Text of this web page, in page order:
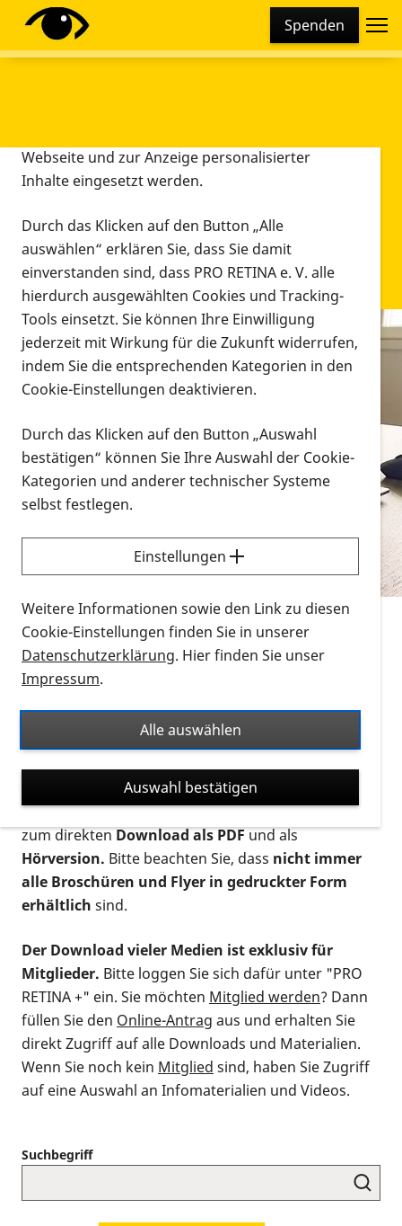
Spenden
Infomaterial
Infomaterial
Vorlesen
Alle Infomaterialien in verschiedenen
Formaten an einem Ort
Sie möchten wissen, wie Sie nach Infonmaterial
suchen und dieses bestellen bzw. herunterladen
können? Schauen Sie sich dieErklärvideos zum
Thema Infomaterial auf der PRO RETINA-Website
für blinde und sehbehinderte Menschen an.
Auf dieser Seite finden Sie sämtliches Infomaterial
Ort. Nutzen Sie den Formatfilter, um ausschließlich
nach Flyern und Broschüren, Audios oder Videos zu
suchen. Die meisten Flyer und Broschüren werden in
verschiedenen Formaten angeboten: zur
postalischen Bestellung als gedruckte Variante
zum direktenDownload als PDFund als
Hörversion. Bitte beachten Sie, dass nicht immer
alle Broschüren und Flyer in gedruckter Form
erhältlich sind.
Der Download vieler Medien ist exklusiv für
Mitglieder. Bitte loggen Sie sich dafür unter "PRO
RETINA +" ein. Sie möchten Mitglied werden? Dann
füllen Sie den Online-Antrag aus und erhalten Sie
direkt Zugriff auf alle Downloads und Materialien.
Wenn Sie noch kein Mitglied sind, haben Sie Zugriff
auf eine Auswahl an Infomaterialien und Videos.
Suchbegriff
Diese Webseite setzt verschiedene Cookies und
Tracking-Tools ein. Dies beinhaltet Cookies und
Webseite und zur Anzeige personalisierter
Inhalte eingesetzt werden.
Durch das Klicken auf den Button „Alle
auswählen“ erklären Sie, dass Sie damit
einverstanden sind, dass PRO RETINA e. V. alle
hierdurch ausgewählten Cookies und Tracking-
Tools einsetzt. Sie können Ihre Einwilligung
jederzeit mit Wirkung für die Zukunft widerrufen,
indem Sie die entsprechenden Kategorien in den
Cookie-Einstellungen deaktivieren.
Durch das Klicken auf den Button „Auswahl
bestätigen“ können Sie Ihre Auswahl der Cookie-
Kategorien und anderer technischer Systeme
selbst festlegen.
Einstellungen
Weitere Informationen sowie den Link zu diesen
Cookie-Einstellungen finden Sie in unserer
Datenschutzerklärung. Hier finden Sie unser
Impressum.
Alle auswählen
Auswahl bestätigen